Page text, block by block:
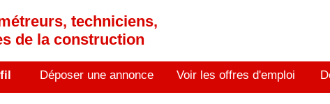
techniciens,
de la construction
Déposer une annonce Voir les offres d'emploi